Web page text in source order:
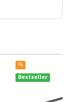
%
Bestseller